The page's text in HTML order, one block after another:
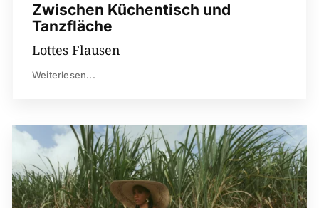
Zwischen Küchentisch und
Tanzfläche
Lottes Flausen
Weiterlesen...